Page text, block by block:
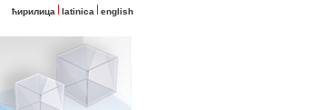
ћирилица latinica english